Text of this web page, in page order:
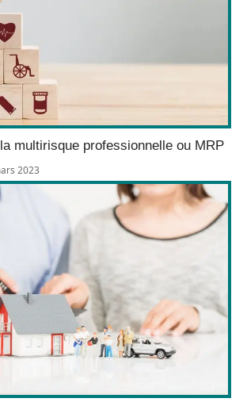
multirisque professionnelle ou MRP
2023